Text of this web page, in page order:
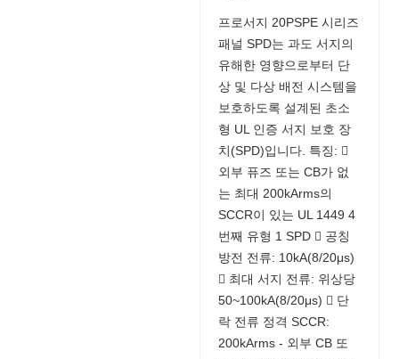
프로서지 20PSPE 시리즈
패널 SPD는 과도 서지의
유해한 영향으로부터 단
상 및 다상 배전 시스템을
보호하도록 설계된 초소
형 UL 인증 서지 보호 장
치(SPD)입니다. 특징: 
외부 퓨즈 또는 CB가 없
는 최대 200kArms의
SCCR이 있는 UL 1449 4
번째 유형 1 SPD  공칭
방전 전류: 10kA(8/20μs)
 최대 서지 전류: 위상당
50~100kA(8/20μs)  단
락 전류 정격 SCCR:
200kArms - 외부 CB 또